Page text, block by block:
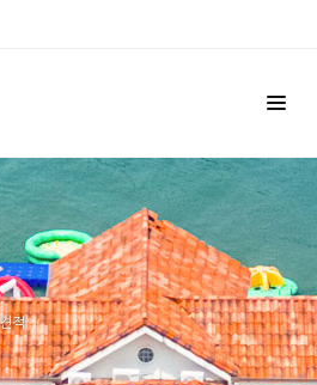
적
케치북5